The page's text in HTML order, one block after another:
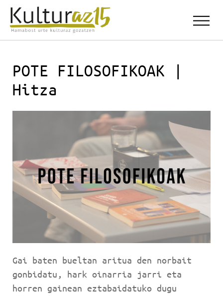
POTE FILOSOFIKOAK |
Hitza
Gai baten bueltan aritua den norbait
gonbidatu, hark oinarria jarri eta
horren gainean eztabaidatuko dugu